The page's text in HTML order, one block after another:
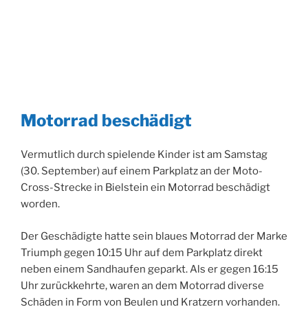
Motorrad beschädigt
Vermutlich durch spielende Kinder ist am Samstag
(30. September) auf einem Parkplatz an der Moto-
Cross-Strecke in Bielstein ein Motorrad beschädigt
worden.
Der Geschädigte hatte sein blaues Motorrad der Marke
Triumph gegen 10:15 Uhr auf dem Parkplatz direkt
neben einem Sandhaufen geparkt. Als er gegen 16:15
Uhr zurückkehrte, waren an dem Motorrad diverse
Schäden in Form von Beulen und Kratzern vorhanden.